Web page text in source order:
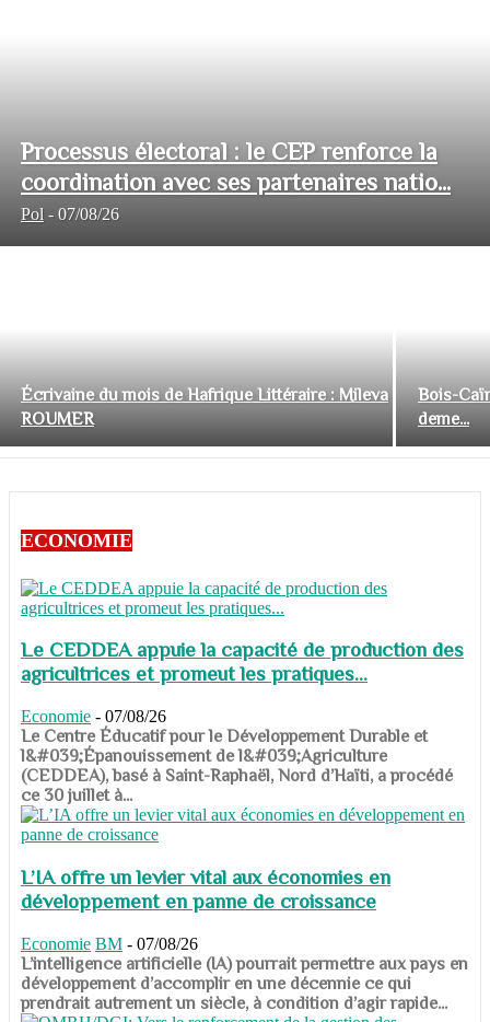
Processus électoral : le CEP renforce la
coordination avec ses partenaires natio...
Pol - 07/08/26
Écrivaine du mois de Hafrique Littéraire : Mileva
ROUMER
Bois-
deme...
ECONOMIE
Le CEDDEA appuie la capacité de production des
agricultrices et promeut les pratiques...
Economie - 07/08/26
​​​​​​​Le Centre Éducatif pour le Développement Durable et
l&#039;Épanouissement de l&#039;Agriculture
(CEDDEA), basé à Saint-Raphaël, Nord d’Haïti, a procédé
ce 30 juillet à...
L’IA offre un levier vital aux économies en
développement en panne de croissance
Economie BM - 07/08/26
​​​​​​​L’intelligence artificielle (IA) pourrait permettre aux pays en
développement d’accomplir en une décennie ce qui
prendrait autrement un siècle, à condition d’agir rapide...